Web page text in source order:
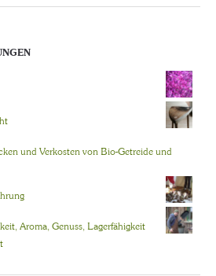
und Verkosten von Bio-Getreide und
Aroma, Genuss, Lagerfähigkeit